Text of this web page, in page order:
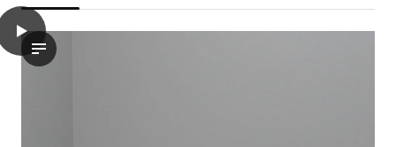
play
Videoen viser en scene, hvor en person demonstrerer de
ÄLVDALEN 3-pers. sovesofa med chaiselong, Knisa gråbeige